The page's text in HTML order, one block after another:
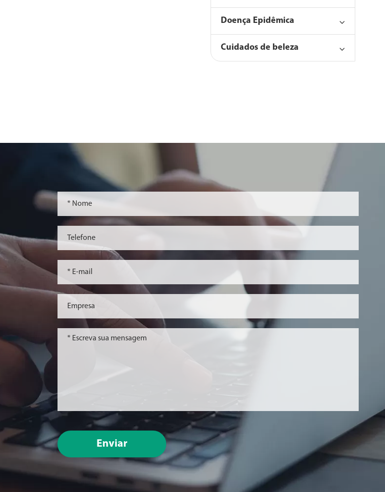
Doença Epidêmica
Cuidados de beleza
Enviar